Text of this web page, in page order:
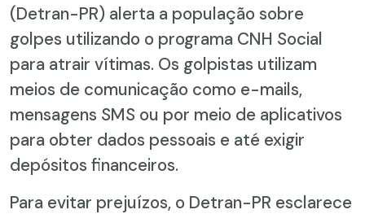
(Detran-PR) alerta a população sobre
golpes utilizando o programa CNH Social
para atrair vítimas. Os golpistas utilizam
meios de comunicação como e-mails,
mensagens SMS ou por meio de aplicativos
para obter dados pessoais e até exigir
depósitos financeiros.
Para evitar prejuízos, o Detran-PR esclarece